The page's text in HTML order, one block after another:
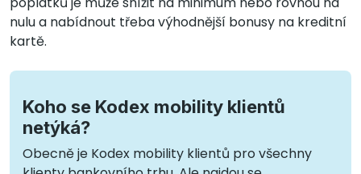
nulu a nabídnout třeba výhodnější bonusy na kreditní
kartě.
Koho se Kodex mobility klientů
netýká?
Obecně je Kodex mobility klientů pro všechny